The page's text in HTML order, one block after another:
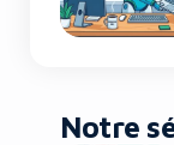
Notre